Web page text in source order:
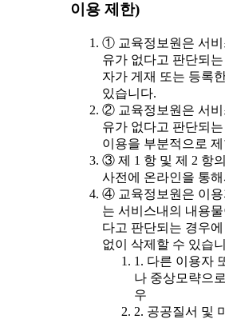
이용 제한)
① 교육정보원은 서비
유가 없다고 판단되
자가 게재 또는 등록
있습니다.
② 교육정보원은 서비
유가 없다고 판단되
이용을 부분적으로
③ 제 1 항 및 제 2 항
사전에 온라인을 통
④ 교육정보원은 이
는 서비스내의 내용
다고 판단되는 경우
없이 삭제할 수 있습
1. 다른 이용자
나 중상모략으
우
2. 공공질서 및